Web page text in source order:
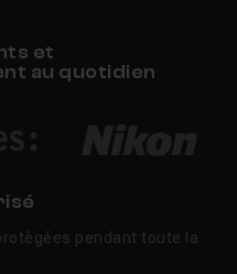
et
au quotidien
pendant toute la